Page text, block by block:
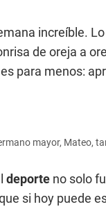
increíble.
de oreja a
para menos:
mayor, Mateo,
deporte no solo
si hoy puede